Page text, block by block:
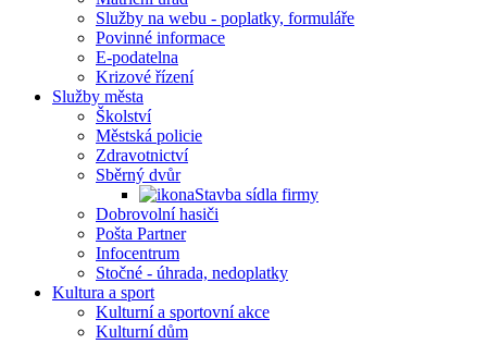
Služby na webu - poplatky, formuláře
Povinné informace
E-podatelna
Krizové řízení
Služby města
Školství
Městská policie
Zdravotnictví
Sběrný dvůr
Stavba sídla firmy
Dobrovolní hasiči
Pošta Partner
Infocentrum
Stočné - úhrada, nedoplatky
Kultura a sport
Kulturní a sportovní akce
Kulturní dům